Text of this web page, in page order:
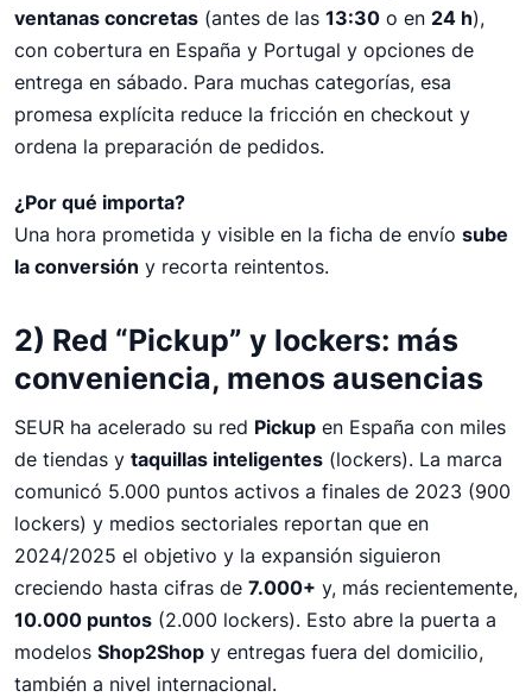
incidencias y mejorar la conversión del ecommerce.
Couriers Envíos Internacionales
ventanas concretas (antes de las 13:30 o en 24 h),
con cobertura en España y Portugal y opciones de
entrega en sábado. Para muchas categorías, esa
promesa explícita reduce la fricción en checkout y
ordena la preparación de pedidos.
¿Por qué importa?
Una hora prometida y visible en la ficha de envío sube
la conversión y recorta reintentos.
2) Red “Pickup” y lockers: más
conveniencia, menos ausencias
SEUR ha acelerado su red Pickup en España con miles
de tiendas y taquillas inteligentes (lockers). La marca
comunicó 5.000 puntos activos a finales de 2023 (900
lockers) y medios sectoriales reportan que en
2024/2025 el objetivo y la expansión siguieron
creciendo hasta cifras de 7.000+ y, más recientemente,
10.000 puntos (2.000 lockers). Esto abre la puerta a
modelos Shop2Shop y entregas fuera del domicilio,
también a nivel internacional.